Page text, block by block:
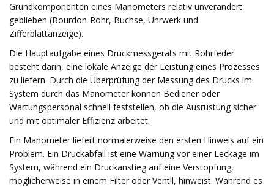
Grundkomponenten eines Manometers relativ unverändert
geblieben (Bourdon-Rohr, Buchse, Uhrwerk und
Zifferblattanzeige).
Die Hauptaufgabe eines Druckmessgeräts mit Rohrfeder
besteht darin, eine lokale Anzeige der Leistung eines Prozesses
zu liefern. Durch die Überprüfung der Messung des Drucks im
System durch das Manometer können Bediener oder
Wartungspersonal schnell feststellen, ob die Ausrüstung sicher
und mit optimaler Effizienz arbeitet.
Ein Manometer liefert normalerweise den ersten Hinweis auf ein
Problem. Ein Druckabfall ist eine Warnung vor einer Leckage im
System, während ein Druckanstieg auf eine Verstopfung,
möglicherweise in einem Filter oder Ventil, hinweist. Während es